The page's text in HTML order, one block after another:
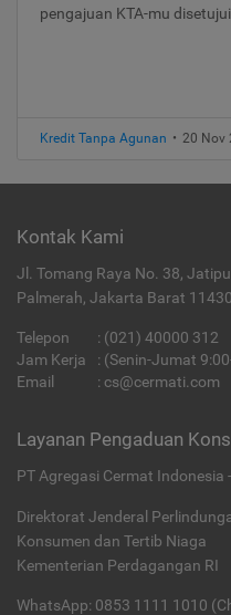
pengajuan KTA-mu
Kredit Tanpa Agunan • 20 Nov
Kontak Kami
Jl. Tomang Raya No. 38,
Palmerah, Jakarta Barat 11430
Telepon : (021) 40000 312
Jam Kerja
: (Senin-Jumat
Email
: cs@cermati.com
Layanan Pengaduan
PT Agregasi Cermat Indonesia
Direktorat Jenderal
Konsumen dan Tertib Niaga
Kementerian Perdagangan RI
WhatsApp: 0853 1111 1010